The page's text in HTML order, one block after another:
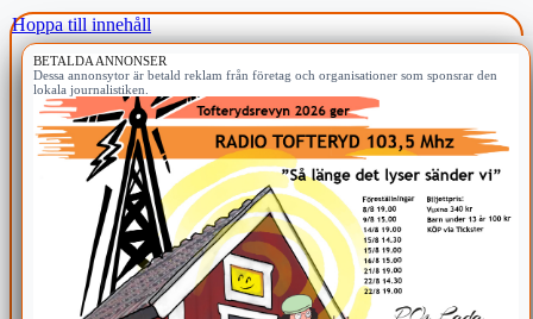
Hoppa till innehåll
BETALDA ANNONSER
Dessa annonsytor är betald reklam från företag och organisationer som sponsrar den
lokala journalistiken.